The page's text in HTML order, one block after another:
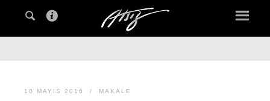
10 MAYIS 2016 MAKALE